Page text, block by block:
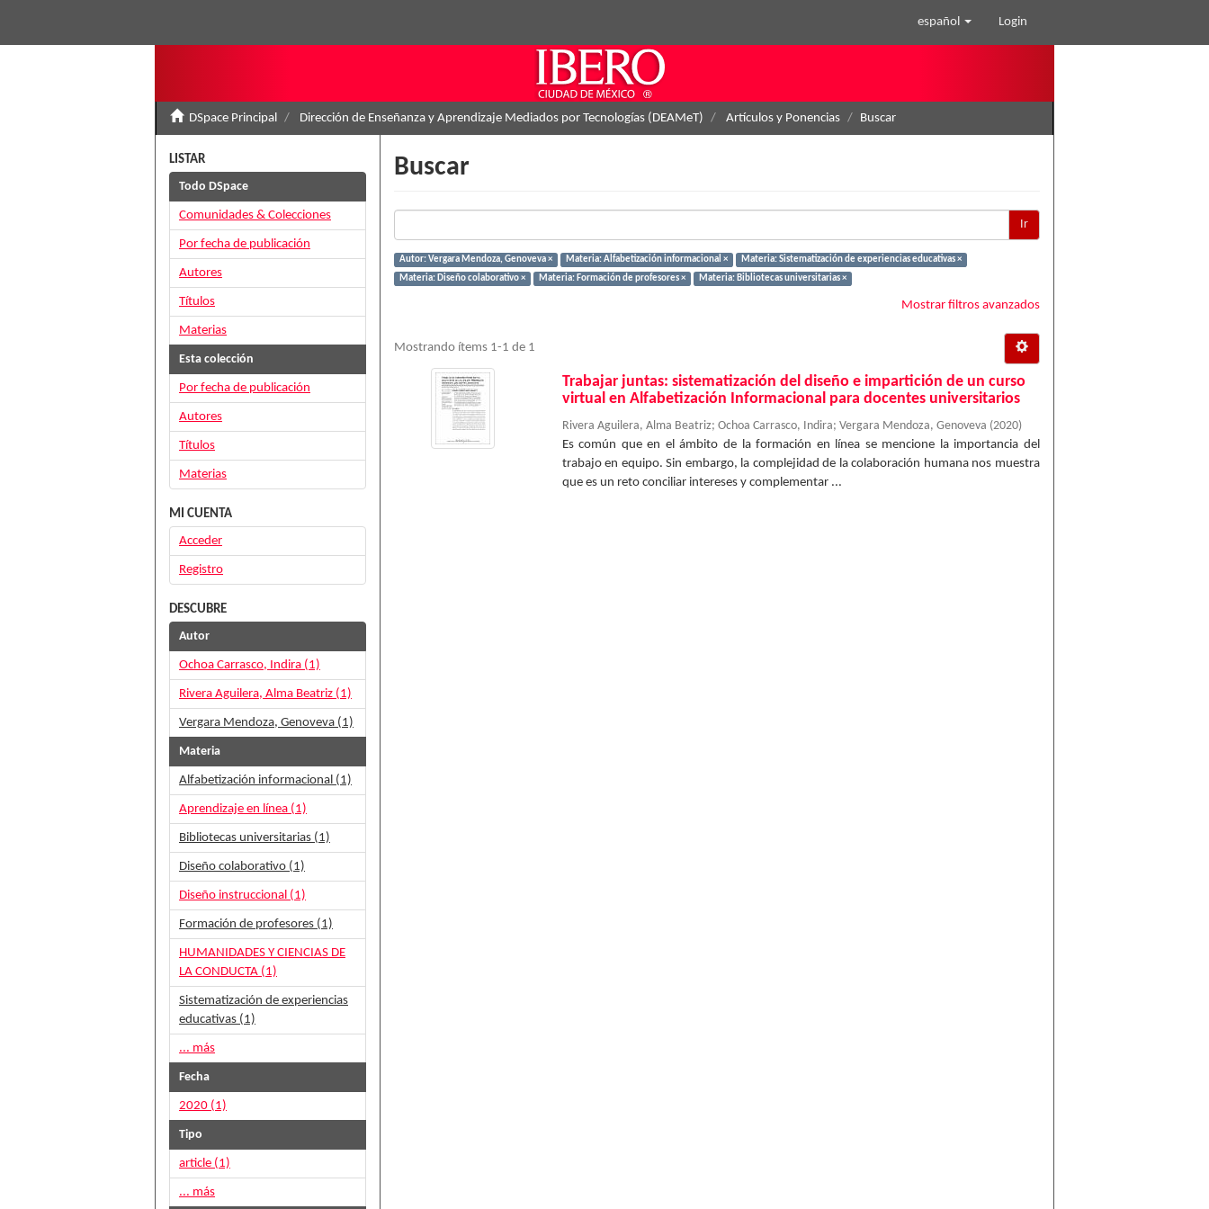
español Login
DSpace Principal Dirección de Enseñanza y Aprendizaje Mediados por Tecnologías (DEAMeT) Artículos y Ponencias Buscar
Buscar
Ir
Autor: Vergara Mendoza, Genoveva × Materia: Alfabetización informacional ×
Materia: Sistematización de experiencias educativas ×
Materia: Diseño colaborativo ×
Materia: Formación de profesores × Materia: Bibliotecas universitarias ×
Mostrar filtros avanzados
Mostrando ítems 1-1 de 1
Trabajar juntas: sistematización del diseño e impartición de un curso
virtual en Alfabetización Informacional para docentes universitarios
Rivera Aguilera, Alma Beatriz; Ochoa Carrasco, Indira; Vergara Mendoza, Genoveva (2020)
Es común que en el ámbito de la formación en línea se mencione la importancia del
trabajo en equipo. Sin embargo, la complejidad de la colaboración humana nos muestra
que es un reto conciliar intereses y complementar ...
LISTAR
Todo DSpace
Comunidades & Colecciones
Por fecha de publicación
Autores
Títulos
Materias
Esta colección
Por fecha de publicación
Autores
Títulos
Materias
MI CUENTA
Acceder
Registro
DESCUBRE
Autor
Ochoa Carrasco, Indira (1)
Rivera Aguilera, Alma Beatriz (1)
Vergara Mendoza, Genoveva (1)
Materia
Alfabetización informacional (1)
Aprendizaje en línea (1)
Bibliotecas universitarias (1)
Diseño colaborativo (1)
Diseño instruccional (1)
Formación de profesores (1)
HUMANIDADES Y CIENCIAS DE
LA CONDUCTA (1)
Sistematización de experiencias
educativas (1)
... más
Fecha
2020 (1)
Tipo
article (1)
... más